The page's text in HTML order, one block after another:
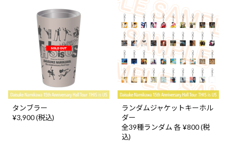
タンブラー
¥3,900 (税込)
ランダムジャケットキーホル
ダー
全39種ランダム 各 ¥800 (税
込)